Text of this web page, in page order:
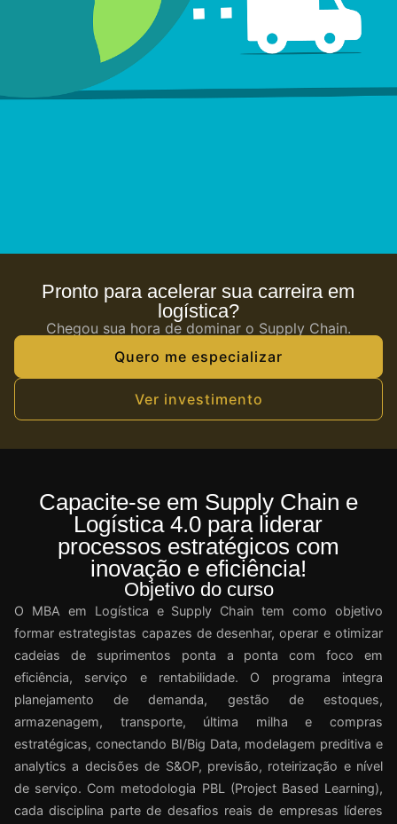
Pronto para acelerar sua carreira em
logística?
Chegou sua hora de dominar o Supply Chain.
Quero me especializar
Ver investimento
Capacite-se em Supply Chain e
Logística 4.0 para liderar
processos estratégicos com
inovação e eficiência!
Objetivo do curso
O MBA em Logística e Supply Chain tem como objetivo
formar estrategistas capazes de desenhar, operar e otimizar
cadeias de suprimentos ponta a ponta com foco em
eficiência, serviço e rentabilidade. O programa integra
planejamento de demanda, gestão de estoques,
armazenagem, transporte, última milha e compras
estratégicas, conectando BI/Big Data, modelagem preditiva e
analytics a decisões de S&OP, previsão, roteirização e nível
de serviço. Com metodologia PBL (Project Based Learning),
cada disciplina parte de desafios reais de empresas líderes